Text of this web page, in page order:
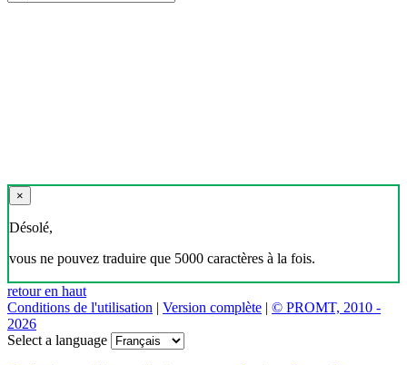
×
Désolé,
vous ne pouvez traduire que 5000 caractères à la fois.
retour en haut
Conditions de l'utilisation | Version complète | © PROMT, 2010 -
2026
Select a language